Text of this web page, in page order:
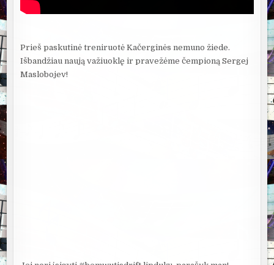
Prieš paskutinė treniruotė Kačerginės nemuno žiede.
Išbandžiau naują važiuoklę ir pravežėme čempioną Sergej
Maslobojev!